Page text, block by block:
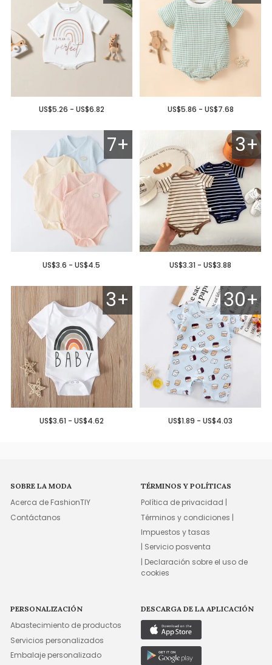
US$5.26 - US$6.82 US$5.86 - US$7.68
7+
US$3.6 - US$4.5
3+
US$3.31 - US$3.88
3+
US$3.61 - US$4.62
30+
US$1.89 - US$4.03
SOBRE LA MODA
Acerca de FashionTIY
Contáctanos
TÉRMINOS Y POLÍTICAS
Política de privacidad |
Términos y condiciones |
Impuestos y tasas
| Servicio posventa
| Declaración sobre el uso de
cookies
PERSONALIZACIÓN
Abastecimiento de productos
Servicios personalizados
Embalaje personalizado
DESCARGA DE LA APLICACIÓN